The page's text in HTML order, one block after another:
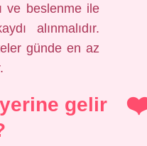
ve beslenme ile
alınmalıdır.
günde en az
gelir